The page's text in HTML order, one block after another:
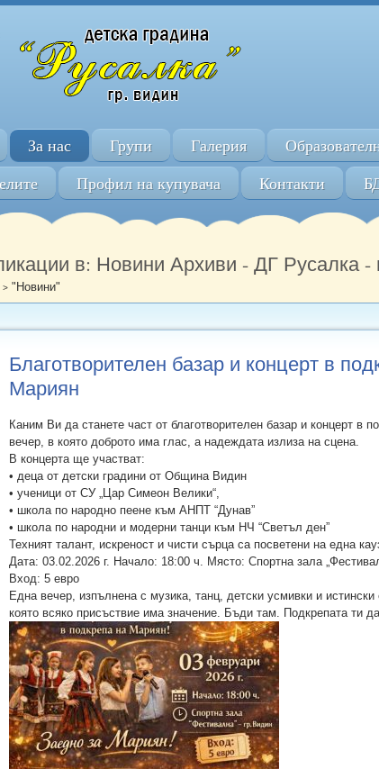
За нас Групи Галерия
Профил на купувача Контакти
в: Новини Архиви - ДГ Русалка -
> "Новини"
Благотворителен базар и концерт в
Мариян
Каним Ви да станете част от благотворителен базар и концерт в
вечер, в която доброто има глас, а надеждата излиза на сцена.
В концерта ще участват:
• деца от детски градини от Община Видин
• ученици от СУ „Цар Симеон Велики“,
• школа по народно пеене към АНПТ “Дунав”
• школа по народни и модерни танци към НЧ “Светъл ден”
Техният талант, искреност и чисти сърца са посветени на една
Дата: 03.02.2026 г. Начало: 18:00 ч. Място: Спортна зала
Вход: 5 евро
Една вечер, изпълнена с музика, танц, детски усмивки и
която всяко присъствие има значение. Бъди там. Подкрепата ти